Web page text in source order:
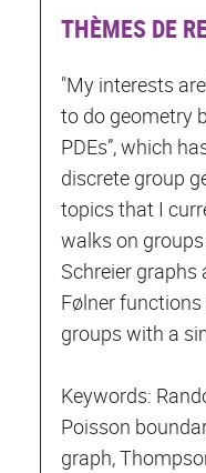
THÈMES DE
"My interests
to do geometry
PDEs”, which
discrete group
topics that I
walks on
Schreier
Følner
groups with a
Keywords:
Poisson
graph,